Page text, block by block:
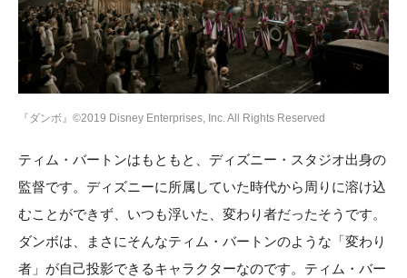
『ダンボ』©2019 Disney Enterprises, Inc. All Rights Reserved
ティム・バートンはもともと、ディズニー・スタジオ出身の
監督です。ディズニーに所属していた時代から周りに溶け込
むことができず、いつも浮いた、変わり者だったそうです。
ダンボは、まさにそんなティム・バートンのような「変わり
者」が自己投影できるキャラクターなのです。ティム・バー